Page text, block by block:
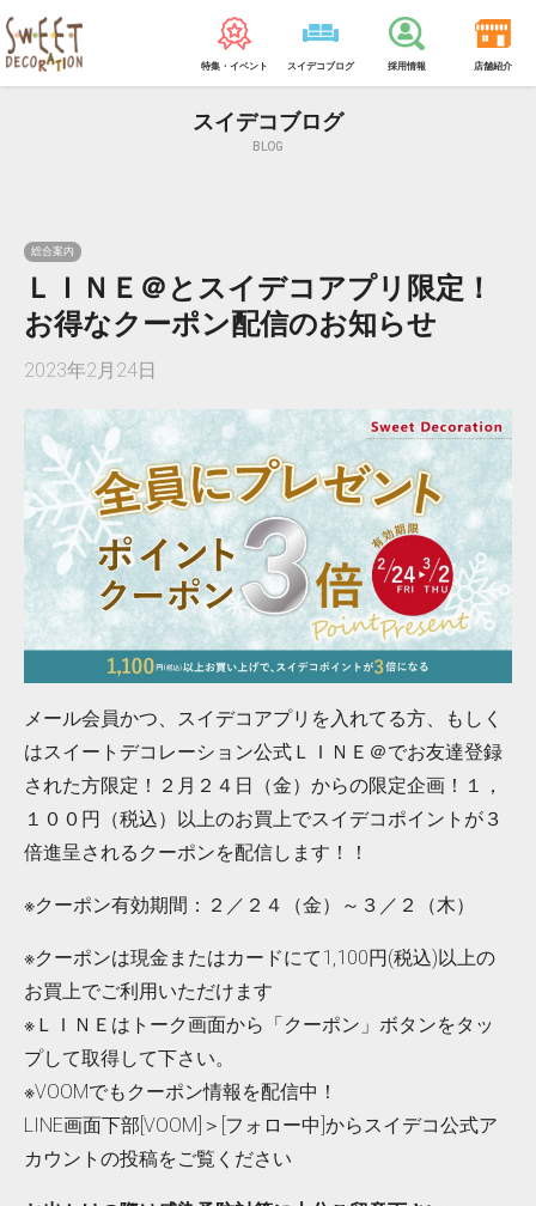
特集・イベント スイデコブログ 採用情報 店舗紹介
スイデコブログ
BLOG
総合案内
ＬＩＮＥ＠とスイデコアプリ限定！
お得なクーポン配信のお知らせ
2023年2月24日
メール会員かつ、スイデコアプリを入れてる方、もしく
はスイートデコレーション公式ＬＩＮＥ＠でお友達登録
された方限定！２月２４日（金）からの限定企画！１，
１００円（税込）以上のお買上でスイデコポイントが３
倍進呈されるクーポンを配信します！！
※クーポン有効期間：２／２４（金）～３／２（木）
※クーポンは現金またはカードにて1,100円(税込)以上の
お買上でご利用いただけます
※ＬＩＮＥはトーク画面から「クーポン」ボタンをタッ
プして取得して下さい。
※VOOMでもクーポン情報を配信中！
LINE画面下部[VOOM]＞[フォロー中]からスイデコ公式ア
カウントの投稿をご覧ください